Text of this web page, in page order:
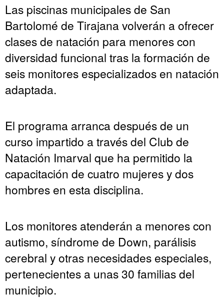
Las piscinas municipales de San
Bartolomé de Tirajana volverán a ofrecer
clases de natación para menores con
diversidad funcional tras la formación de
seis monitores especializados en natación
adaptada.
El programa arranca después de un
curso impartido a través del Club de
Natación Imarval que ha permitido la
capacitación de cuatro mujeres y dos
hombres en esta disciplina.
Los monitores atenderán a menores con
autismo, síndrome de Down, parálisis
cerebral y otras necesidades especiales,
pertenecientes a unas 30 familias del
municipio.